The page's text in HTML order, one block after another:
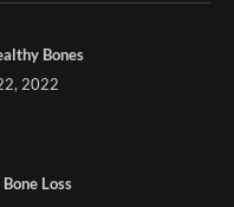
Bones
2022
Loss